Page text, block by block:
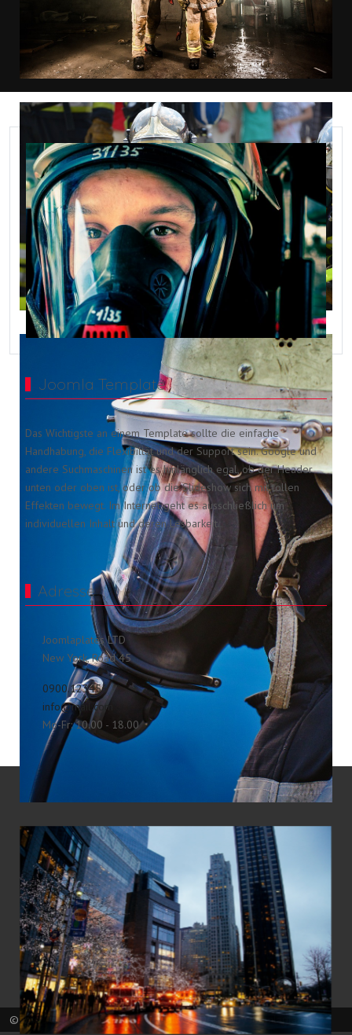
Joomla Template
Das Wichtigste an einem Template sollte die einfache
Handhabung, die Flexibiltät und der Support sein. Google und
andere Suchmaschinen ist es hinlänglich egal, ob der Header
unten oder oben ist, oder ob die Slideshow sich mit tollen
Effekten bewegt. Im Internet geht es ausschließlich um
individuellen Inhalt und deren Lesbarkeit.
Adresse
Joomlaplates LTD
New York, Road 45
0900.123456
info@mail.com
Mo-Fr: 10.00 - 18.00
© Fire 2026, Powered byJoomlaplates. Design byJoomlaplates